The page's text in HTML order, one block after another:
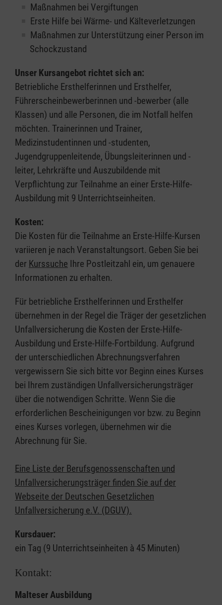
Maßnahmen bei Vergiftungen
Erste Hilfe bei Wärme- und Kälteverletzungen
Maßnahmen zur Unterstützung einer Person im
Schockzustand
Unser Kursangebot richtet sich an:
Betriebliche Ersthelferinnen und Ersthelfer,
Führerscheinbewerberinnen und -bewerber (alle
Klassen) und alle Personen, die im Notfall helfen
möchten. Trainerinnen und Trainer,
Medizinstudentinnen und -studenten,
Jugendgruppenleitende, Übungsleiterinnen und -
leiter, Lehrkräfte und Auszubildende mit
Verpflichtung zur Teilnahme an einer Erste-Hilfe-
Ausbildung mit 9 Unterrichtseinheiten.
Kosten:
Die Kosten für die Teilnahme an Erste-Hilfe-Kursen
variieren je nach Veranstaltungsort. Geben Sie bei
der Kurssuche Ihre Postleitzahl ein, um genauere
Informationen zu erhalten.
Für betriebliche Ersthelferinnen und Ersthelfer
übernehmen in der Regel die Träger der gesetzlichen
Unfallversicherung die Kosten der Erste-Hilfe-
Ausbildung und Erste-Hilfe-Fortbildung. Aufgrund
der unterschiedlichen Abrechnungsverfahren
vergewissern Sie sich bitte vor Beginn eines Kurses
bei Ihrem zuständigen Unfallversicherungsträger
über die notwendigen Schritte. Wenn Sie die
erforderlichen Bescheinigungen vor bzw. zu Beginn
eines Kurses vorlegen, übernehmen wir die
Abrechnung für Sie.
Eine Liste der Berufsgenossenschaften und
Unfallversicherungsträger finden Sie auf der
Webseite der Deutschen Gesetzlichen
Unfallversicherung e.V. (DGUV).
Kursdauer:
ein Tag (9 Unterrichtseinheiten à 45 Minuten)
Kontakt:
Malteser Ausbildung